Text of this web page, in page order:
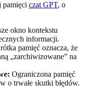
pamięci czat GPT, o
okno kontekstu
informacji.
pamięć oznacza, że
„zarchiwizowane” na
Ograniczona pamięć
o trwałe skutki błędów.